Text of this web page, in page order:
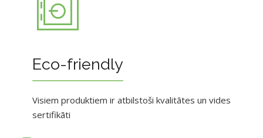
Eco-friendly
Visiem produktiem ir atbilstoši kvalitātes un vides
sertifikāti